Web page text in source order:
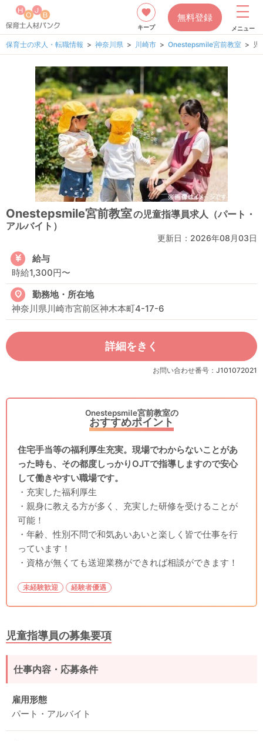
キープ
無料登録
メニュー
保育士の求人・転職情報 神奈川県 川崎市 Onestepsmile宮前教室 児
Onestepsmile宮前教室の児童指導員求人（パート・
アルバイト）
更新日： 2026年08月03日
給与
時給1,300円〜
勤務地・所在地
神奈川県川崎市宮前区神木本町4-17-6
詳細をきく
お問い合わせ番号：J101072021
Onestepsmile宮前教室の
おすすめポイント
住宅手当等の福利厚生充実。現場でわからないことがあ
った時も、その都度しっかりOJTで指導しますので安心
して働きやすい職場です。
・充実した福利厚生
・親身に教える方が多く、充実した研修を受けることが
可能！
・年齢、性別不問で和気あいあいと楽しく皆で仕事を行
っています！
・資格が無くても送迎業務ができれば相談ができます！
未経験歓迎 経験者優遇
児童指導員の募集要項
仕事内容・応募条件
雇用形態
パート・アルバイト